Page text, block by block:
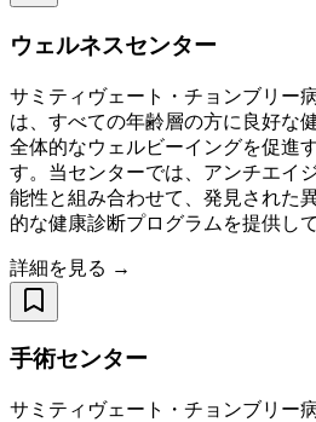
ウェルネスセンター
サミティヴェート・チョンブリー
は、すべての年齢層の方に良好な
全体的なウェルビーイングを促進
す。当センターでは、アンチエイ
能性と組み合わせて、発見された
的な健康診断プログラムを提供して
詳細を見る →
手術センター
サミティヴェート・チョンブリー